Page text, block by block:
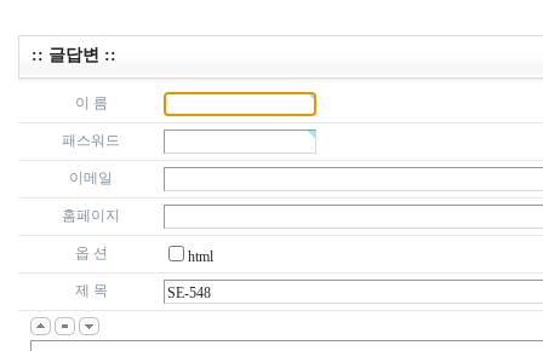
:: 글답변 ::
이 름
패스워드
이메일
홈페이지
옵 션
html
제 목